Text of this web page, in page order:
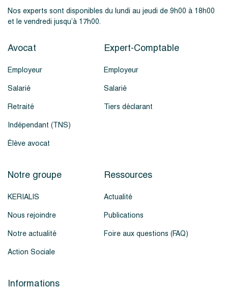
Nos experts sont disponibles du lundi au jeudi de 9h00 à 18h00
et le vendredi jusqu’à 17h00.
Avocat
Employeur
Salarié
Retraité
Indépendant (TNS)
Élève avocat
Expert-Comptable
Employeur
Salarié
Tiers déclarant
Notre groupe
KERIALIS
Nous rejoindre
Notre actualité
Action Sociale
Ressources
Actualité
Publications
Foire aux questions (FAQ)
Informations